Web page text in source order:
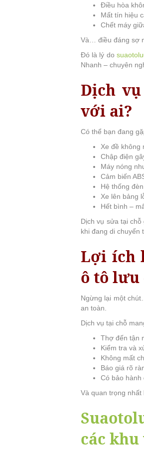
Điều hòa
Mất tín hiệu
Chết máy
Và… điều đáng sợ
Đó là lý do
Nhanh – chuyên
Dịch
với ai?
Có thể bạn đang
Xe đề không
Chập điện
Máy nóng
Cảm biến
Hệ thống
Xe lên bảng
Hết bình –
Dịch vụ sửa tại
khi đang di chuyển
Lợi ích
ô tô lưu
Ngừng lại một
an toàn.
Dịch vụ tại chỗ
Thợ đến tận
Kiểm tra và
Không mất
Báo giá rõ
Có bảo hành
Và quan trọng
các